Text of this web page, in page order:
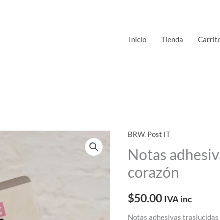
Inicio Tienda
BRW, Post IT
Notas
corazón
$50.00 IVA inc
Notas adhesivas
Notas
adhesivas
traslucidas
corazón